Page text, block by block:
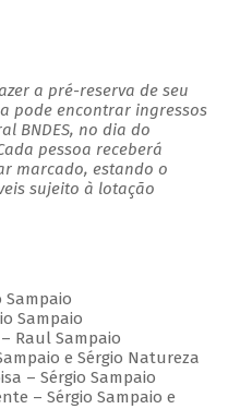
a pré-reserva de seu
pode encontrar ingressos
BNDES, no dia do
pessoa receberá
marcado, estando o
sujeito à lotação
Sampaio
Sampaio
Raul Sampaio
e Sérgio Natureza
– Sérgio Sampaio
– Sérgio Sampaio e